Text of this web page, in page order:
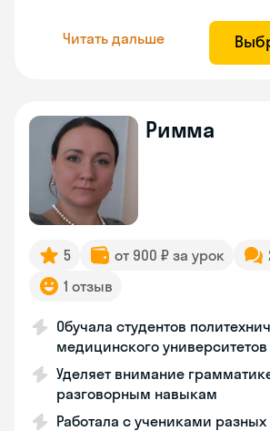
Читать дальше
Римма
5 от 900 ₽ за урок
1 отзыв
Обучала студентов
медицинского университетов
Уделяет внимание
разговорным навыкам
Работала с учениками разных